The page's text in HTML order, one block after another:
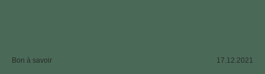
Bon à savoir 17.12.2021